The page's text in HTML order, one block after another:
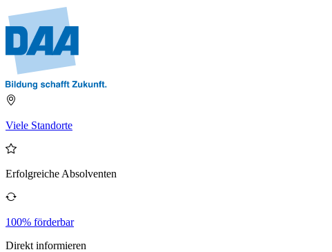
Viele Standorte
Erfolgreiche Absolventen
100% förderbar
Direkt informieren